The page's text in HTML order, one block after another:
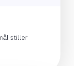
stiller